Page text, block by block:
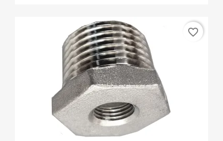
favorite_border